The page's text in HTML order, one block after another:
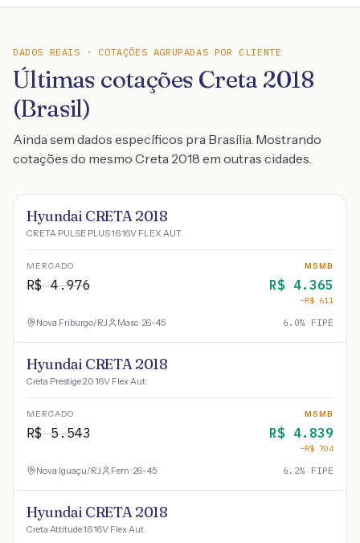
DADOS REAIS · COTAÇÕES AGRUPADAS POR CLIENTE
Últimas cotações Creta 2018
(Brasil)
Ainda sem dados específicos pra Brasília. Mostrando
cotações do mesmo Creta 2018 em outras cidades.
Hyundai CRETA 2018
CRETA PULSE PLUS 1.6 16V FLEX AUT.
MERCADO
R$4.976
MSMB
R$ 4.365
−R$ 611
Nova Friburgo/RJ Masc · 26-45 6.0% FIPE
Hyundai CRETA 2018
Creta Prestige 2.0 16V Flex Aut.
MERCADO
R$5.543
MSMB
R$ 4.839
−R$ 704
Nova Iguaçu/RJ Fem · 26-45 6.2% FIPE
Hyundai CRETA 2018
Creta Attitude 1.6 16V Flex Aut.